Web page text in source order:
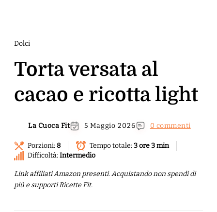
Dolci
Torta versata al
cacao e ricotta light
La Cuoca Fit 5 Maggio 2026 0 commenti
Porzioni:8 Tempo totale:3 ore 3 min
Difficoltà:Intermedio
Link affiliati Amazon presenti. Acquistando non spendi di
più e supporti Ricette Fit.